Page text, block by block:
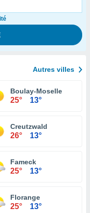
Autres villes
Boulay-Moselle
25° 13°
Creutzwald
26° 13°
Fameck
25° 13°
Florange
25° 13°